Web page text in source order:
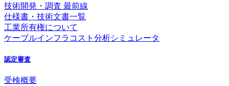
技術開発・調査 最前線
仕様書・技術文書一覧
工業所有権について
ケーブルインフラコスト分析シミュレータ
認定審査
受検概要